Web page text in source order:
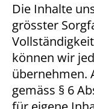
Die Inhalte
grösster
können wir
übernehmen.
gemäss § 6